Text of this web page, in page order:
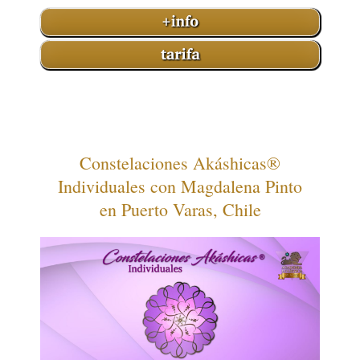
Constelaciones Akáshicas®
Individuales con Magdalena Pinto
en Puerto Varas, Chile